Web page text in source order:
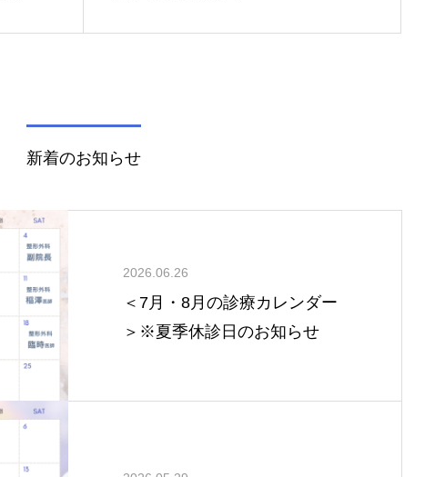
新着のお知らせ
2026.06.26
＜7月・8月の診療カレンダー
＞※夏季休診日のお知らせ